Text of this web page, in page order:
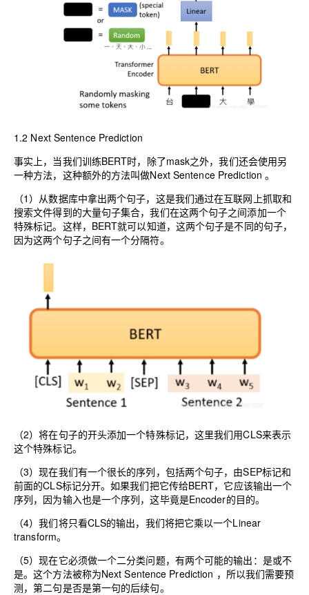
1.2 Next Sentence Prediction
事实上，当我们训练BERT时，除了mask之外，我们还会使用另
一种方法，这种额外的方法叫做Next Sentence Prediction 。
（1）从数据库中拿出两个句子，这是我们通过在互联网上抓取和
搜索文件得到的大量句子集合，我们在这两个句子之间添加一个
特殊标记。这样，BERT就可以知道，这两个句子是不同的句子，
因为这两个句子之间有一个分隔符。
（2）将在句子的开头添加一个特殊标记，这里我们用CLS来表示
这个特殊标记。
（3）现在我们有一个很长的序列，包括两个句子，由SEP标记和
前面的CLS标记分开。如果我们把它传给BERT，它应该输出一个
序列，因为输入也是一个序列，这毕竟是Encoder的目的。
（4）我们将只看CLS的输出，我们将把它乘以一个Linear
transform。
（5）现在它必须做一个二分类问题，有两个可能的输出：是或不
是。这个方法被称为Next Sentence Prediction ，所以我们需要预
测，第二句是否是第一句的后续句。